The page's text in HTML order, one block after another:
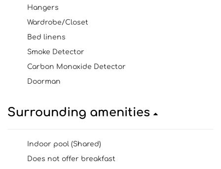
Hangers
Wardrobe/Closet
Bed linens
Smoke Detector
Carbon Monoxide Detector
Doorman
Surrounding amenities
Indoor pool (Shared)
Does not offer breakfast